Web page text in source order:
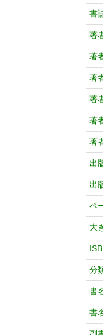
書
著
著
著
著
著
著
出
出
ペ
大
分
書
書